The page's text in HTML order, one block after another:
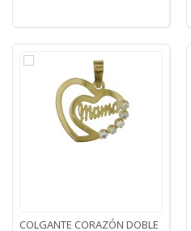
COLGANTE CORAZÓN DOBLE